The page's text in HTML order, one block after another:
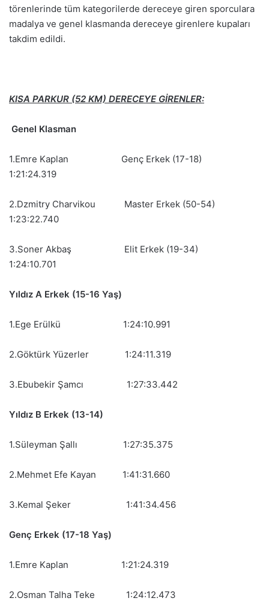
törenlerinde tüm kategorilerde dereceye giren sporculara
madalya ve genel klasmanda dereceye girenlere kupaları
takdim edildi.
KISA PARKUR (52 KM) DERECEYE GİRENLER:
Genel Klasman
1.Emre Kaplan Genç Erkek (17-18)
1:21:24.319
2.Dzmitry Charvikou Master Erkek (50-54)
1:23:22.740
3.Soner Akbaş Elit Erkek (19-34)
1:24:10.701
Yıldız A Erkek (15-16 Yaş)
1.Ege Erülkü 1:24:10.991
2.Göktürk Yüzerler 1:24:11.319
3.Ebubekir Şamcı 1:27:33.442
Yıldız B Erkek (13-14)
1.Süleyman Şallı 1:27:35.375
2.Mehmet Efe Kayan 1:41:31.660
3.Kemal Şeker 1:41:34.456
Genç Erkek (17-18 Yaş)
1.Emre Kaplan 1:21:24.319
2.Osman Talha Teke 1:24:12.473